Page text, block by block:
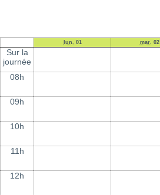
lun. 01 mar. 02
Sur la
journée
08h
09h
10h
11h
12h